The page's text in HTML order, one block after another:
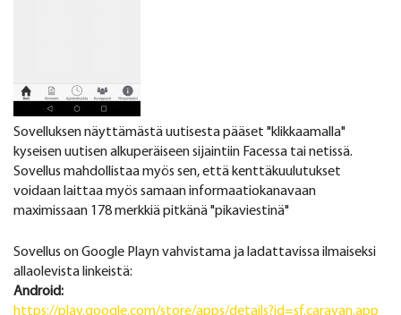
Sovelluksen näyttämästä uutisesta pääset "klikkaamalla"
kyseisen uutisen alkuperäiseen sijaintiin Facessa tai netissä.
Sovellus mahdollistaa myös sen, että kenttäkuulutukset
voidaan laittaa myös samaan informaatiokanavaan
maximissaan 178 merkkiä pitkänä "pikaviestinä"
Sovellus on Google Playn vahvistama ja ladattavissa ilmaiseksi
allaolevista linkeistä:
Android:
https://play.google.com/store/apps/details?id=sf.caravan.app